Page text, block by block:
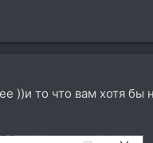
))и то что вам хотя бы